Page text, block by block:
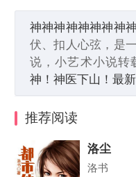
神神神神神神神神
伏、扣人心弦，是
说，小艺术小说转
神！神医下山！最
推荐阅读
洛尘
洛书